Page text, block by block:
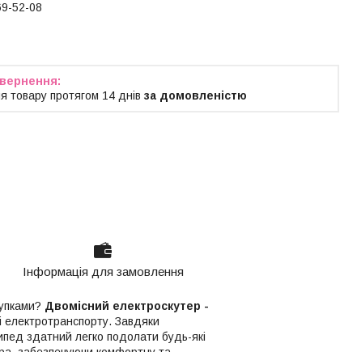
52-08
товару протягом 14 днів за домовленістю
Інформація для замовлення
Двомісний електроскутер -
електротранспорту. Завдяки
здатний легко подолати будь-які